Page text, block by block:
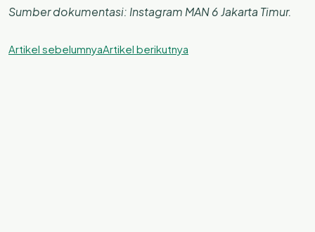
Sumber dokumentasi: Instagram MAN 6 Jakarta Timur.
Artikel sebelumnyaArtikel berikutnya